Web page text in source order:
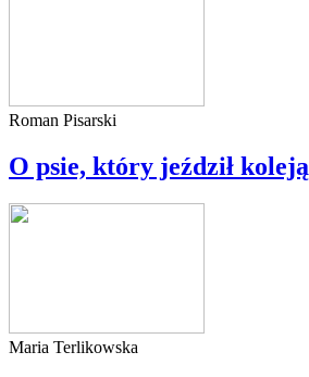
Roman Pisarski
O psie, który jeździł koleją
Maria Terlikowska